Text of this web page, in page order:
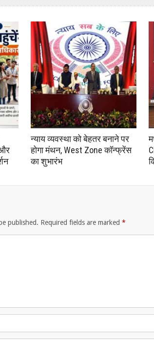
न्याय व्यवस्था को बेहतर बनाने पर
होगा मंथन, West Zone कॉन्फ्रेंस
का शुभारंभ
published. Required fields are marked *